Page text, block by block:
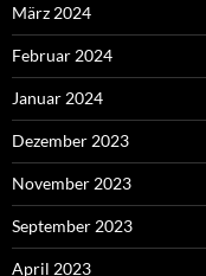
März 2024
Februar 2024
Januar 2024
Dezember 2023
November 2023
September 2023
April 2023